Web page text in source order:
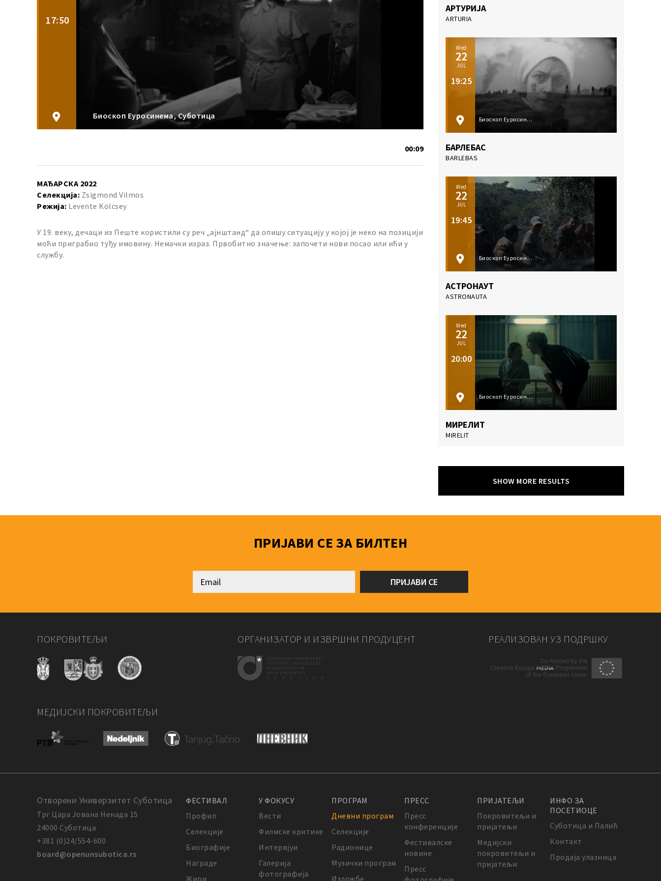
17:50
Биоскоп Еуросинема, Суботица
00:09
МАЂАРСКА 2022
Селекција: Zsigmond Vilmos
Режија: Levente Kölcsey
У 19. веку, дечаци из Пеште користили су реч „ајнштанд“ да опишу ситуацију у којој је неко на позицији
моћи приграбио туђу имовину. Немачки израз. Првобитно значење: започети нови посао или ићи у
службу.
АРТУРИЈА
ARTURIA
Wed
22
JUL
19:25
Биоскоп Еуросинема, Суботица
БАРЛЕБАС
BARLEBAS
Wed
22
JUL
19:45
Биоскоп Еуросинема, Суботица
АСТРОНАУТ
ASTRONAUTA
Wed
22
JUL
20:00
Биоскоп Еуросинема, Суботица
МИРЕЛИТ
MIRELIT
SHOW MORE RESULTS
ПРИЈАВИ СЕ ЗА БИЛТЕН
ПОКРОВИТЕЉИ ОРГАНИЗАТОР И ИЗВРШНИ ПРОДУЦЕНТ РЕАЛИЗОВАН УЗ ПОДРШКУ
МЕДИЈСКИ ПОКРОВИТЕЉИ
Отворени Универзитет Суботица
Трг Цара Јована Ненада 15
24000 Суботица
+381 (0)24/554-600
board@openunsubotica.rs
ФЕСТИВАЛ
Профил
Селекције
Биографије
Награде
Жири
У ФОКУСУ
Вести
Филмске критике
Интервјуи
Галерија
фотографија
ПРОГРАМ
Дневни програм
Селекције
Радионице
Музички програм
Изложбе
ПРЕСС
Пресс
конференције
Фестивалске
новине
Пресс
ПРИЈАТЕЉИ
Покровитељи и
пријатељи
Медијски
покровитељи и
пријатељи
ИНФО ЗА
ПОСЕТИОЦЕ
Суботица и Палић
Контакт
Продаја улазница